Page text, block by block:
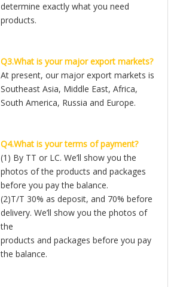
determine exactly what you need
products.
Q3.What is your major export markets?
At present, our major export markets is
Southeast Asia, Middle East, Africa,
South America, Russia and Europe.
Q4.What is your terms of payment?
(1) By TT or LC. We’ll show you the
photos of the products and packages
before you pay the balance.
(2)T/T 30% as deposit, and 70% before
delivery. We’ll show you the photos of
the
products and packages before you pay
the balance.